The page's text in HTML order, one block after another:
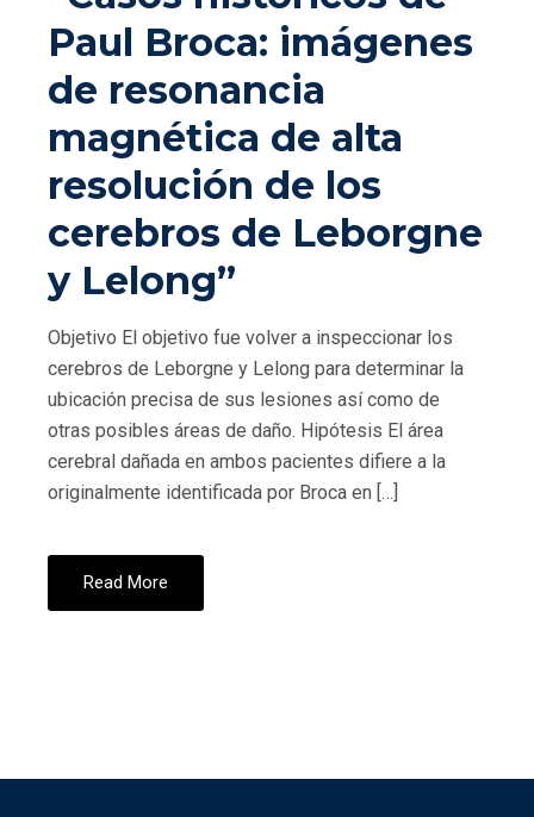
Paul Broca: imágenes
de resonancia
magnética de alta
resolución de los
cerebros de Leborgne
y Lelong”
Objetivo El objetivo fue volver a inspeccionar los
cerebros de Leborgne y Lelong para determinar la
ubicación precisa de sus lesiones así como de
otras posibles áreas de daño. Hipótesis El área
cerebral dañada en ambos pacientes difiere a la
originalmente identificada por Broca en […]
Read More